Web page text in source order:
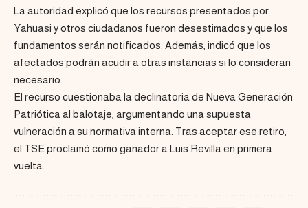
La autoridad explicó que los recursos presentados por
Yahuasi y otros ciudadanos fueron desestimados y que los
fundamentos serán notificados. Además, indicó que los
afectados podrán acudir a otras instancias si lo consideran
necesario.
El recurso cuestionaba la declinatoria de Nueva Generación
Patriótica al balotaje, argumentando una supuesta
vulneración a su normativa interna. Tras aceptar ese retiro,
el TSE proclamó como ganador a Luis Revilla en primera
vuelta.